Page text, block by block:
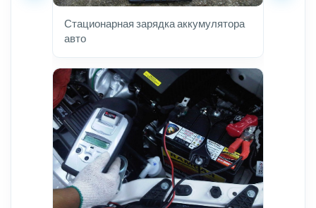
Стационарная зарядка аккумулятора
авто